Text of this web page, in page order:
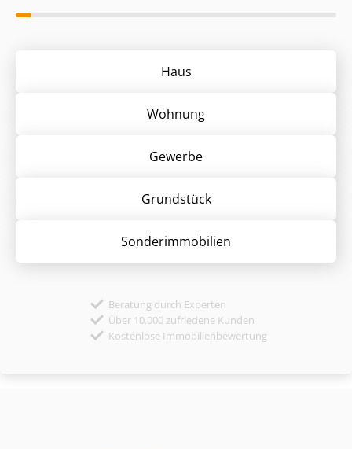
Haus
Wohnung
Gewerbe
Grund­stück
Sonder­immobilien
Beratung durch Experten
Über 10.000 zufriedene Kunden
Kostenlose Immobilienbewertung